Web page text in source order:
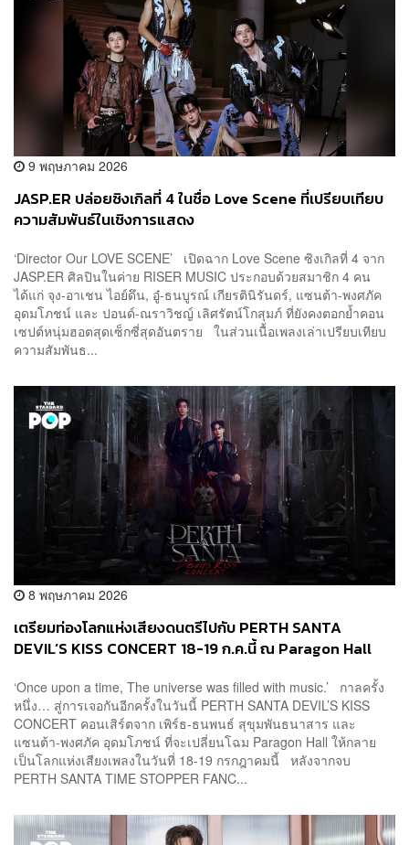
9 พฤษภาคม 2026
JASP.ER ปล่อยซิงเกิลที่ 4 ในชื่อ Love Scene ที่เปรียบเทียบ
ความสัมพันธ์ในเชิงการแสดง
‘Director Our LOVE SCENE’ เปิดฉาก Love Scene ซิงเกิลที่ 4 จาก
JASP.ER ศิลปินในค่าย RISER MUSIC ประกอบด้วยสมาชิก 4 คน
ได้แก่ จุง-อาเชน ไอย์ดึน, อู๋-ธนบูรณ์ เกียรตินิรันดร์, แซนต้า-พงศภัค
อุดมโภชน์ และ ปอนด์-ณราวิชญ์ เลิศรัตน์โกสุมภ์ ที่ยังคงตอกย้ำคอน
เซปต์หนุ่มฮอตสุดเซ็กซี่สุดอันตราย ในส่วนเนื้อเพลงเล่าเปรียบเทียบ
ความสัมพันธ...
8 พฤษภาคม 2026
เตรียมท่องโลกแห่งเสียงดนตรีไปกับ PERTH SANTA
DEVIL’S KISS CONCERT 18-19 ก.ค.นี้ ณ Paragon Hall
‘Once upon a time, The universe was filled with music.’ กาลครั้ง
หนึ่ง… สู่การเจอกันอีกครั้งในวันนี้ PERTH SANTA DEVIL’S KISS
CONCERT คอนเสิร์ตจาก เพิร์ธ-ธนพนธ์ สุขุมพันธนาสาร และ
แซนต้า-พงศภัค อุดมโภชน์ ที่จะเปลี่ยนโฉม Paragon Hall ให้กลาย
เป็นโลกแห่งเสียงเพลงในวันที่ 18-19 กรกฎาคมนี้ หลังจากจบ
PERTH SANTA TIME STOPPER FANC...